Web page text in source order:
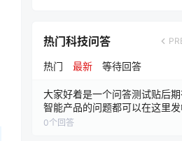
热门科技问答
热门 最新 等待回答
大家好着是一个问答测试贴后
智能产品的问题都可以在这里
0个回答